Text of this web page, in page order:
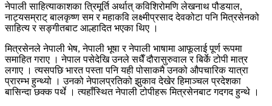
नेपाली साहित्याकाशका त्रिमूर्ति अर्थात् कविशिरोमणि लेखनाथ पौडयाल,
नाट्यसम्राट् बालकृष्ण सम र महाकवि लक्ष्मीप्रसाद देवकोटा पनि मित्रसेनको
साहित्य र सङ्गीतबाट आल्हादित भएका थिए ।
मित्रसेनले नेपाली भेष, नेपाली भूषा र नेपाली भाषामा आफूलाई पूर्ण रूपमा
समाहित गराए । नेपाल पसेदेखि उनले सधैँ दौरासुरुवाल र बिर्के टोपी मात्र
लगाए । त्यसपछि भारत पस्ता पनि यही पोसाकमै उनको औपचारिक यात्रा
प्रारम्भ हुन्थ्यो । उनको नेपालप्रतिको झुकाव देखेर हिमाञ्चल प्रदेशका
बासिन्दा छक्क पर्थे । त्यहाँस्थित नेपाली टोपीहरू मित्रसेनबाट गदगद हुन्थे ।